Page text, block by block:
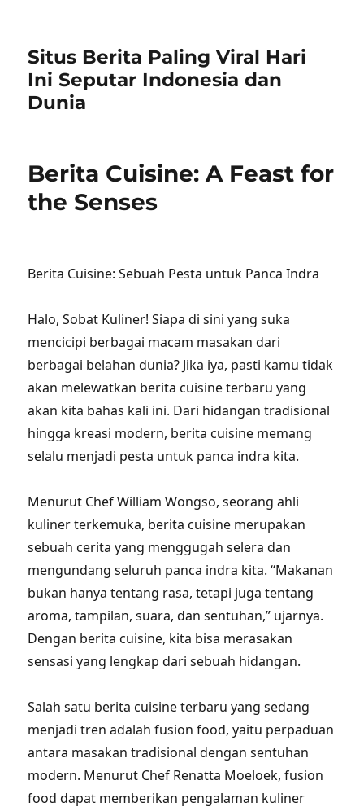
Situs Berita Paling Viral Hari
Ini Seputar Indonesia dan
Dunia
Berita Cuisine: A Feast for
the Senses
Berita Cuisine: Sebuah Pesta untuk Panca Indra
Halo, Sobat Kuliner! Siapa di sini yang suka
mencicipi berbagai macam masakan dari
berbagai belahan dunia? Jika iya, pasti kamu tidak
akan melewatkan berita cuisine terbaru yang
akan kita bahas kali ini. Dari hidangan tradisional
hingga kreasi modern, berita cuisine memang
selalu menjadi pesta untuk panca indra kita.
Menurut Chef William Wongso, seorang ahli
kuliner terkemuka, berita cuisine merupakan
sebuah cerita yang menggugah selera dan
mengundang seluruh panca indra kita. “Makanan
bukan hanya tentang rasa, tetapi juga tentang
aroma, tampilan, suara, dan sentuhan,” ujarnya.
Dengan berita cuisine, kita bisa merasakan
sensasi yang lengkap dari sebuah hidangan.
Salah satu berita cuisine terbaru yang sedang
menjadi tren adalah fusion food, yaitu perpaduan
antara masakan tradisional dengan sentuhan
modern. Menurut Chef Renatta Moeloek, fusion
food dapat memberikan pengalaman kuliner